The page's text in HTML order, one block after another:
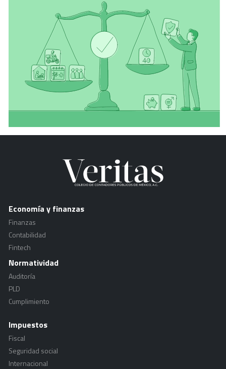
Economía y finanzas
Finanzas
Contabilidad
Fintech
Normatividad
Auditoría
PLD
Cumplimiento
Impuestos
Fiscal
Seguridad social
Internacional